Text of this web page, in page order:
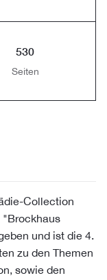
530
Seiten
Collection
"Brockhaus
und ist die 4.
zu den Themen
sowie den